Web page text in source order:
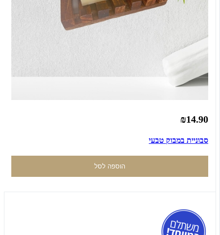
₪14.90
סבוניית במבוק טבעי
הוספה לסל